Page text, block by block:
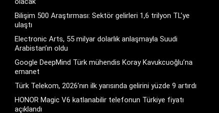
Bilişim 500 Araştırması: Sektör gelirleri 1,6 trilyon TL’ye
ulaştı
Electronic Arts, 55 milyar dolarlık anlaşmayla Suudi
Arabistan’ın oldu
Google DeepMind Türk mühendis Koray Kavukcuoğlu’na
emanet
Türk Telekom, 2026’nın ilk yarısında gelirini yüzde 9 artırdı
HONOR Magic V6 katlanabilir telefonun Türkiye fiyatı
açıklandı